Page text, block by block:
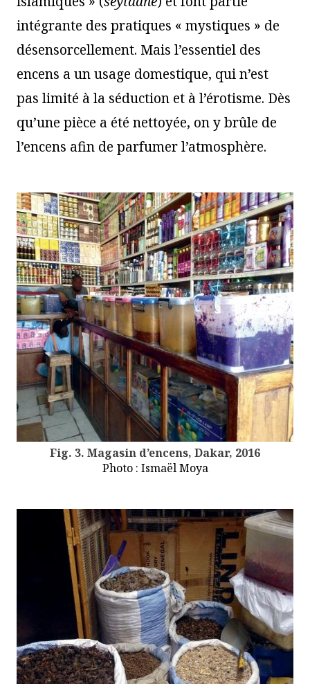
intégrante des pratiques « mystiques » de
désensorcellement. Mais l’essentiel des
encens a un usage domestique, qui n’est
pas limité à la séduction et à l’érotisme. Dès
qu’une pièce a été nettoyée, on y brûle de
l’encens afin de parfumer l’atmosphère.
Fig. 3. Magasin d’encens, Dakar, 2016
Photo : Ismaël Moya